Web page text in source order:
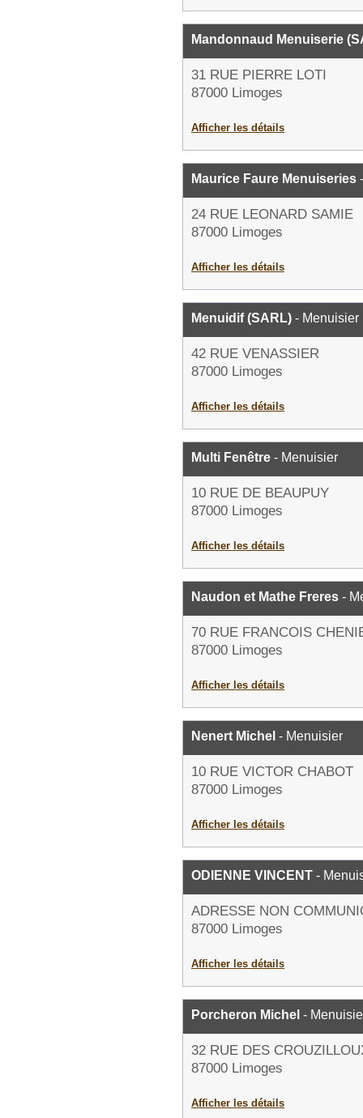
Mandonnaud Menuiserie
31 RUE PIERRE LOTI
87000 Limoges
Afficher les détails
Maurice Faure Menuiseries
24 RUE LEONARD SAMIE
87000 Limoges
Afficher les détails
Menuidif (SARL) - Menuisier
42 RUE VENASSIER
87000 Limoges
Afficher les détails
Multi Fenêtre - Menuisier
10 RUE DE BEAUPUY
87000 Limoges
Afficher les détails
Naudon et Mathe Freres -
70 RUE FRANCOIS
87000 Limoges
Afficher les détails
Nenert Michel - Menuisier
10 RUE VICTOR CHABOT
87000 Limoges
Afficher les détails
ODIENNE VINCENT -
ADRESSE NON
87000 Limoges
Afficher les détails
Porcheron Michel -
32 RUE DES
87000 Limoges
Afficher les détails